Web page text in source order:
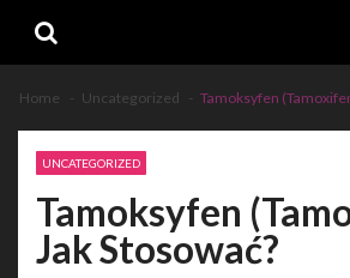
navigation
content
Home Uncategorized Tamoksyfen
UNCATEGORIZED
Tamoksyfen
Jak Stosować?